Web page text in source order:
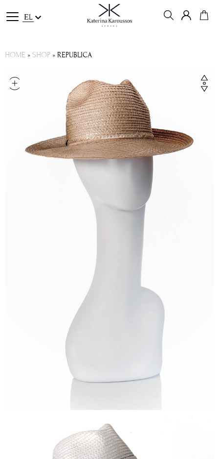
ΕL
HOME » SHOP » REPUBLICA